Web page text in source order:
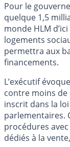
Pour le
quelque 1,5
monde HLM
logements
permettra aux
financements.
L’exécutif
contre moins de
inscrit dans la
parlementaires.
procédures
dédiés à la